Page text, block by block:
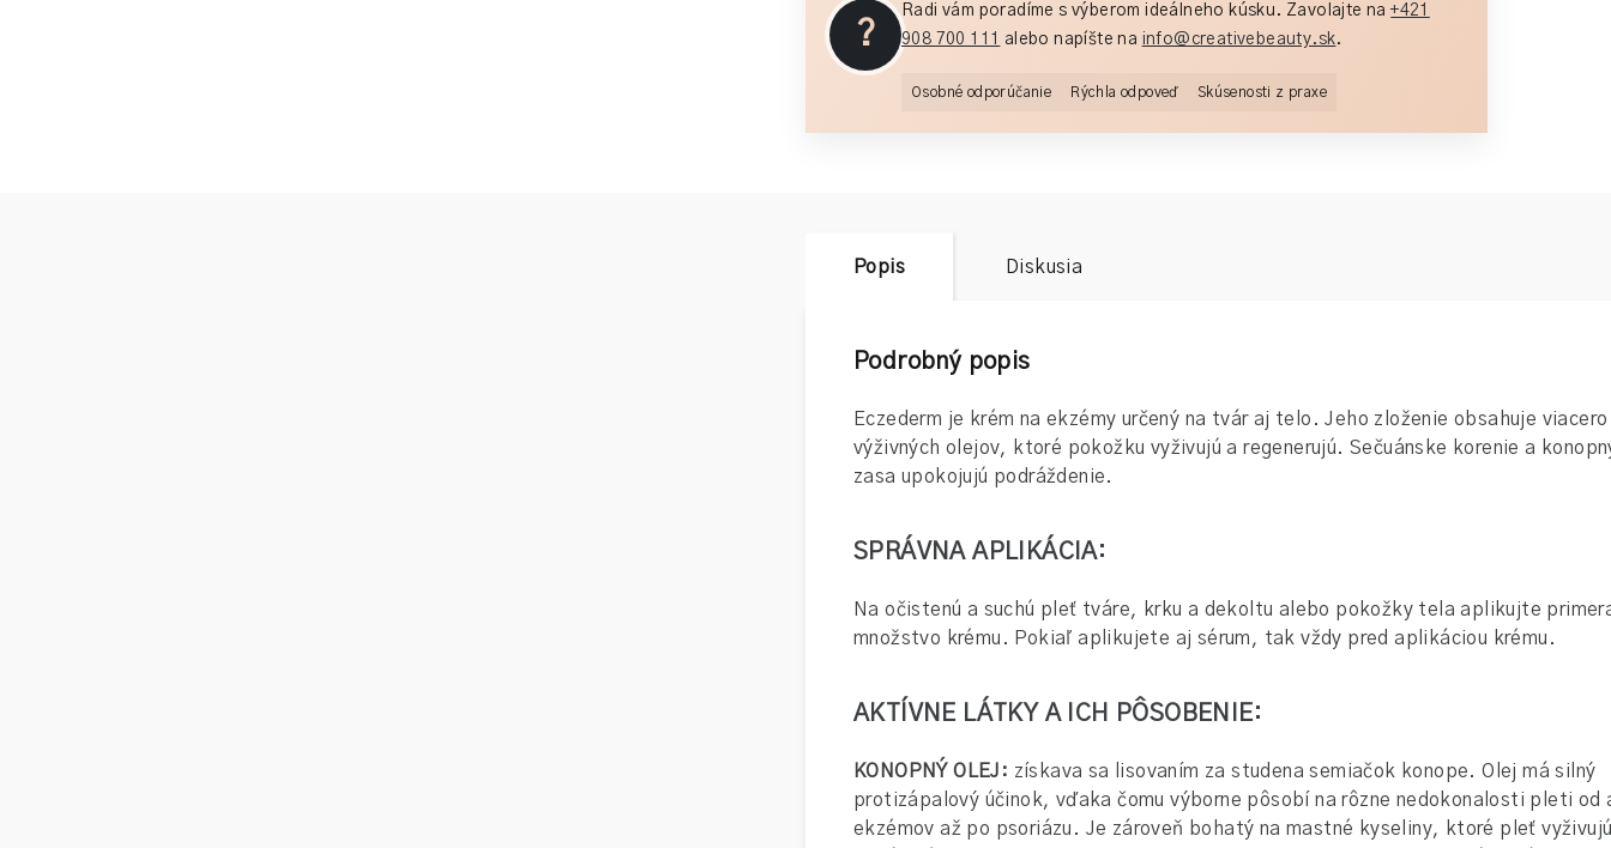
?
Radi vám poradíme s výberom ideálneho kúsku. Zavolajte na+421
908 700 111
alebo napíšte na info@creativebeauty.sk.
Osobné odporúčanie Rýchla odpoveď Skúsenosti z praxe
Popis Diskusia
Podrobný popis
Eczederm je krém na ekzémy určený na tvár aj telo. Jeho zloženie obsahuje viacero
výživných olejov, ktoré pokožku vyživujú a regenerujú. Sečuánske korenie a
zasa upokojujú podráždenie.
SPRÁVNA APLIKÁCIA:
Na očistenú a suchú pleť tváre, krku a dekoltu alebo pokožky tela aplikujte
množstvo krému. Pokiaľ aplikujete aj sérum, tak vždy pred aplikáciou krému.
AKTÍVNE LÁTKY A ICH PÔSOBENIE:
KONOPNÝ OLEJ: získava sa lisovaním za studena semiačok konope. Olej má silný
protizápalový účinok, vďaka čomu výborne pôsobí na rôzne nedokonalosti pleti od
ekzémov až po psoriázu. Je zároveň bohatý na mastné kyseliny, ktoré pleť